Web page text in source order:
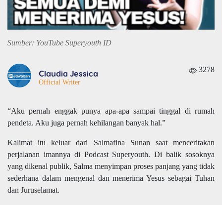
Sumber: YouTube Superyouth ID
Claudia Jessica
Official Writer
3278
“Aku pernah enggak punya apa-apa sampai tinggal di rumah
pendeta. Aku juga pernah kehilangan banyak hal.”
Kalimat itu keluar dari Salmafina Sunan saat menceritakan
perjalanan imannya di Podcast Superyouth. Di balik sosoknya
yang dikenal publik, Salma menyimpan proses panjang yang tidak
sederhana dalam mengenal dan menerima Yesus sebagai Tuhan
dan Juruselamat.